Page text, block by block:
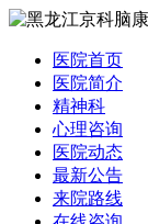
医院首页
医院简介
精神科
心理咨询
医院动态
最新公告
来院路线